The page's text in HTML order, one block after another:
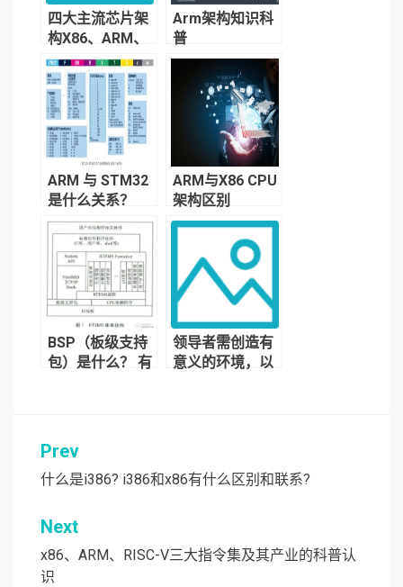
四大主流芯片架
构X86、ARM、
RISC-V和MIPS
的介绍
Arm架构知识科
普
ARM 与 STM32
是什么关系？
ARM与X86 CPU
架构区别
BSP（板级支持
包）是什么？ 有
领导者需创造有
意义的环境，以
文
章
导
航
Prev
什么是i386? i386和x86有什么区别和联系?
Next
x86、ARM、RISC-V三大指令集及其产业的科普认
识